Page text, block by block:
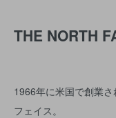
THE NORTH
1966年に米国で創業
フェイス。